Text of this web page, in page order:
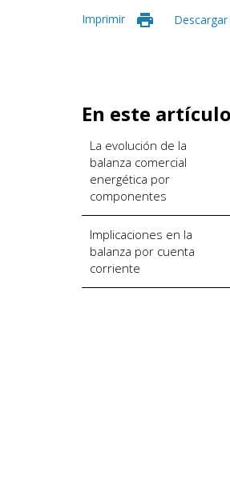
Imprimir
En este artículo
La evolución de la
balanza comercial
energética por
componentes
Implicaciones en la
balanza por cuenta
corriente